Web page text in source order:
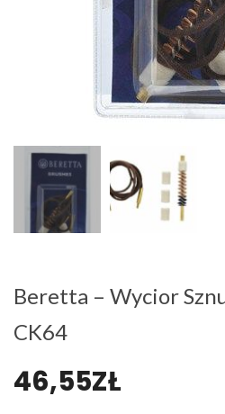
Beretta – Wycior
CK64
46,55ZŁ